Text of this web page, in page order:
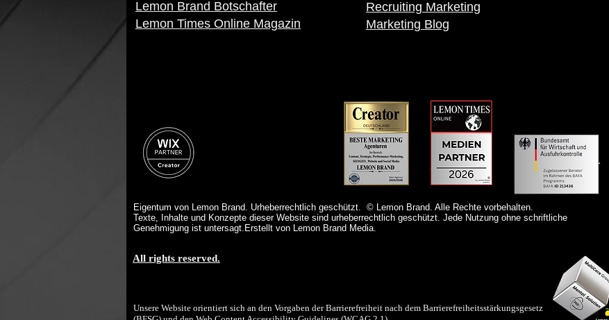
Lemon Brand Botschafter
Lemon Times Online Magazin
Recruiting Marketing
Marketing Blog
Eigentum von Lemon Brand. Urheberrechtlich geschützt. © Lemon Brand. Alle Rechte vorbehalten.
Texte, Inhalte und Konzepte dieser Website sind urheberrechtlich geschützt. Jede Nutzung ohne schriftliche
Genehmigung ist untersagt.Erstellt von Lemon Brand Media.
All rights reserved.
Unsere Website orientiert sich an den Vorgaben der Barrierefreiheit nach dem Barrierefreiheitsstärkungsgesetz